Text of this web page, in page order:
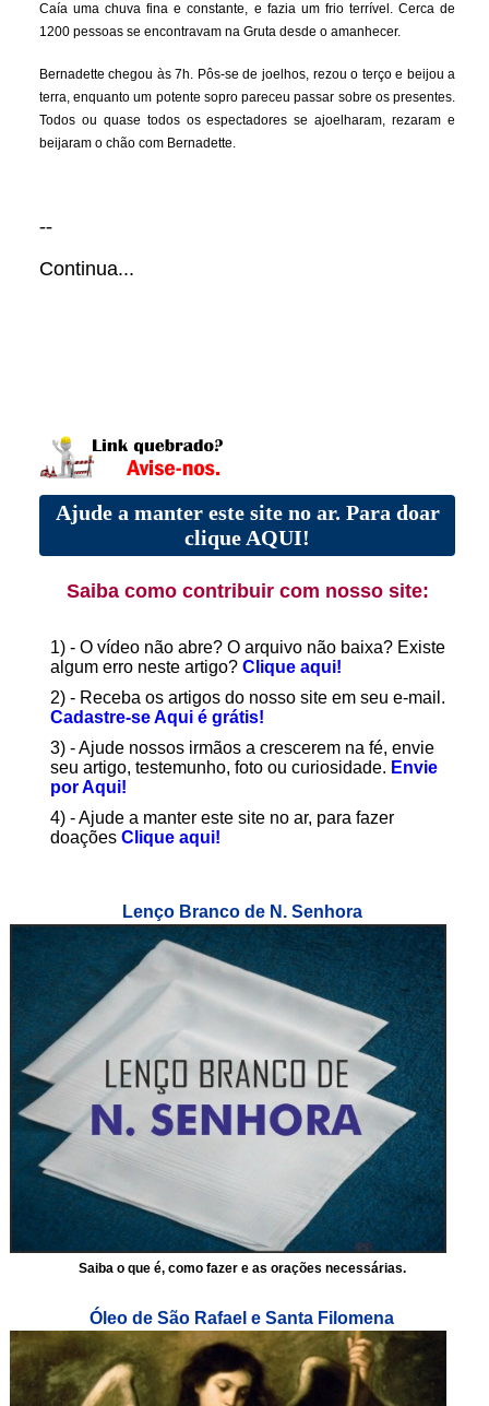
Caía uma chuva fina e constante, e fazia um frio terrível. Cerca de
1200 pessoas se encontravam na Gruta desde o amanhecer.
Bernadette chegou às 7h. Pôs-se de joelhos, rezou o terço e beijou a
terra, enquanto um potente sopro pareceu passar sobre os presentes.
Todos ou quase todos os espectadores se ajoelharam, rezaram e
beijaram o chão com Bernadette.
--
Continua...
Ajude a manter este site no ar. Para doar
clique AQUI!
Saiba como contribuir com nosso site:
1) - O vídeo não abre? O arquivo não baixa? Existe
algum erro neste artigo? Clique aqui!
2) - Receba os artigos do nosso site em seu e-mail.
Cadastre-se Aqui é grátis!
3) - Ajude nossos irmãos a crescerem na fé, envie
seu artigo, testemunho, foto ou curiosidade. Envie
por Aqui!
4) - Ajude a manter este site no ar, para fazer
doações Clique aqui!
Lenço Branco de N. Senhora
Saiba o que é, como fazer e as orações necessárias.
Óleo de São Rafael e Santa Filomena